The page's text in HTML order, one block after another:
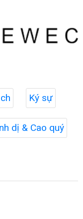
Ký sự
dị & Cao quý